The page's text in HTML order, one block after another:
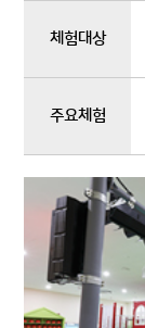
체험대상
주요체험